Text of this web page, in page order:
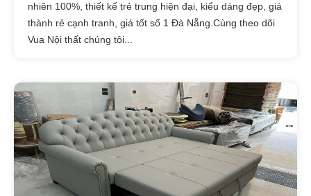
nhiên 100%, thiết kế trẻ trung hiện đại, kiểu dáng đẹp, giá
thành rẻ cạnh tranh, giá tốt số 1 Đà Nẵng.Cùng theo dõi
Vua Nội thất chúng tôi...